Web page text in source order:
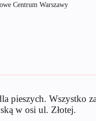
Centrum Warszawy
pieszych.
w osi ul. Złotej.